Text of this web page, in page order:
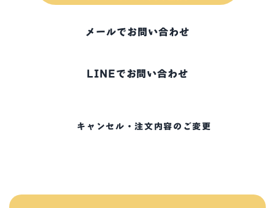
メールでお問い合わせ
LINEでお問い合わせ
キャンセル・注文内容のご変更